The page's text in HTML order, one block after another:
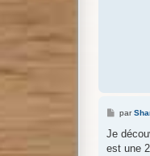
M
s
a
par
Je
est une